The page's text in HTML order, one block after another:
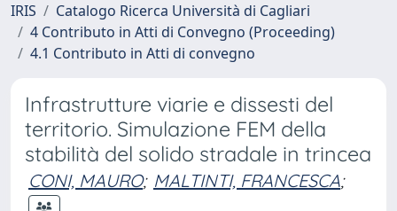
IRIS
Catalogo Ricerca Università di Cagliari
4 Contributo in Atti di Convegno (Proceeding)
4.1 Contributo in Atti di convegno
Infrastrutture viarie e dissesti del
territorio. Simulazione FEM della
stabilità del solido stradale in trincea
CONI, MAURO; MALTINTI, FRANCESCA;